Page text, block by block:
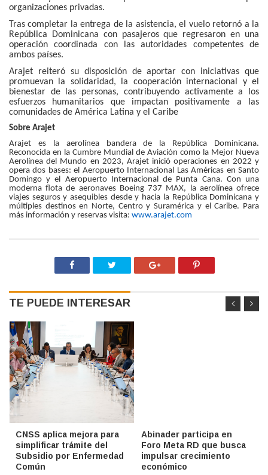
organizaciones privadas.
Tras completar la entrega de la asistencia, el vuelo retornó a la
República Dominicana con pasajeros que regresaron en una
operación coordinada con las autoridades competentes de
ambos países.
Arajet reiteró su disposición de aportar con iniciativas que
promuevan la solidaridad, la cooperación internacional y el
bienestar de las personas, contribuyendo activamente a los
esfuerzos humanitarios que impactan positivamente a las
comunidades de América Latina y el Caribe
Sobre Arajet
Arajet es la aerolínea bandera de la República Dominicana.
Reconocida en la Cumbre Mundial de Aviación como la Mejor Nueva
Aerolínea del Mundo en 2023, Arajet inició operaciones en 2022 y
opera dos bases: el Aeropuerto Internacional Las Américas en Santo
Domingo y el Aeropuerto Internacional de Punta Cana. Con una
moderna flota de aeronaves Boeing 737 MAX, la aerolínea ofrece
viajes seguros y asequibles desde y hacia la República Dominicana y
múltiples destinos en Norte, Centro y Suramérica y el Caribe. Para
más información y reservas visita: www.arajet.com
TE PUEDE INTERESAR
CNSS aplica mejora para
simplificar trámite del
Subsidio por Enfermedad
Común
Abinader participa en
Foro Meta RD que busca
impulsar crecimiento
económico